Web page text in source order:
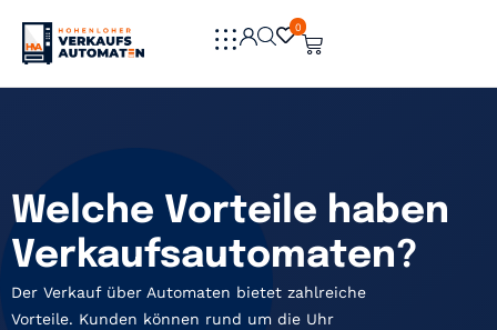
0
0
Welche Vorteile haben
Verkaufsautomaten?
Der Verkauf über Automaten bietet zahlreiche
Vorteile. Kunden können rund um die Uhr